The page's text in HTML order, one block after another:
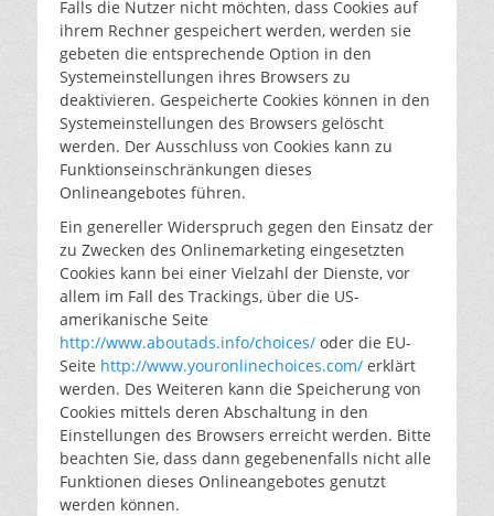
Falls die Nutzer nicht möchten, dass Cookies auf
ihrem Rechner gespeichert werden, werden sie
gebeten die entsprechende Option in den
Systemeinstellungen ihres Browsers zu
deaktivieren. Gespeicherte Cookies können in den
Systemeinstellungen des Browsers gelöscht
werden. Der Ausschluss von Cookies kann zu
Funktionseinschränkungen dieses
Onlineangebotes führen.
Ein genereller Widerspruch gegen den Einsatz der
zu Zwecken des Onlinemarketing eingesetzten
Cookies kann bei einer Vielzahl der Dienste, vor
allem im Fall des Trackings, über die US-
amerikanische Seite
http://www.aboutads.info/choices/ oder die EU-
Seite http://www.youronlinechoices.com/ erklärt
werden. Des Weiteren kann die Speicherung von
Cookies mittels deren Abschaltung in den
Einstellungen des Browsers erreicht werden. Bitte
beachten Sie, dass dann gegebenenfalls nicht alle
Funktionen dieses Onlineangebotes genutzt
werden können.